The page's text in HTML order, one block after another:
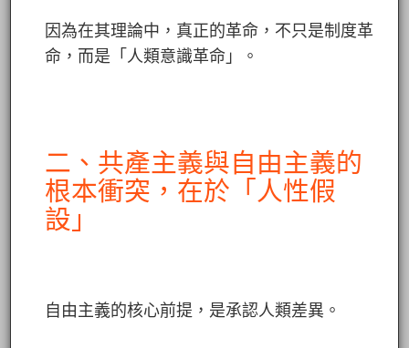
因為在其理論中，真正的革命，不只是制度革
命，而是「人類意識革命」。
二、共產主義與自由主義的
根本衝突，在於「人性假
設」
自由主義的核心前提，是承認人類差異。